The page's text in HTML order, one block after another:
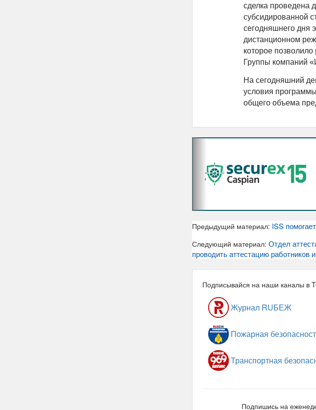
сделка проведена
субсидированной
сегодняшнего дня
дистанционном
которое
Группы компаний
На сегодняшний
условия
общего объема
‹
Предыдущий материал: ISS
Следующий материал: Отдел
проводить аттестацию работников
Подписывайся на наши каналы в
Журнал RUБЕЖ
Пожарная
Транспортная
Подпишись на